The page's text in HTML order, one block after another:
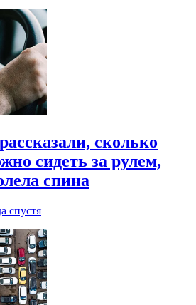
сколько
сидеть за рулем,
спина
спустя